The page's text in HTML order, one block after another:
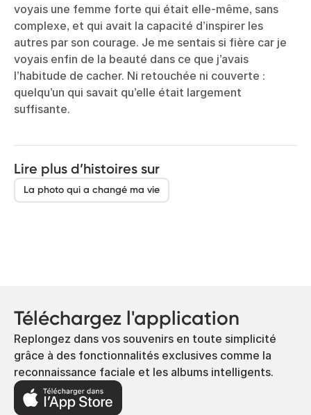
voyais une femme forte qui était elle-même, sans
complexe, et qui avait la capacité d’inspirer les
autres par son courage. Je me sentais si fière car je
voyais enfin de la beauté dans ce que j’avais
l’habitude de cacher. Ni retouchée ni couverte :
quelqu’un qui savait qu’elle était largement
suffisante.
Lire plus d’histoires sur
La photo qui a changé ma vie
Téléchargez l'application
Replongez dans vos souvenirs en toute simplicité
grâce à des fonctionnalités exclusives comme la
reconnaissance faciale et les albums intelligents.